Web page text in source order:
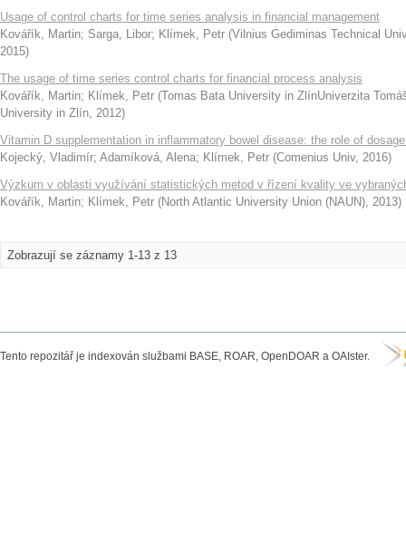
Usage of control charts for time series analysis in financial management
Kovářík, Martin; Sarga, Libor; Klímek, Petr (Vilnius Gediminas Technical
2015)
The usage of time series control charts for financial process analysis
Kovářík, Martin; Klímek, Petr (Tomas Bata University in ZlínUniverzita
University in Zlín, 2012)
Vitamin D supplementation in inflammatory bowel disease: the role of
Kojecký, Vladimír; Adamíková, Alena; Klímek, Petr (Comenius Univ, 2016)
Výzkum v oblasti využívání statistických metod v řízení kvality ve
Kovářík, Martin; Klímek, Petr (North Atlantic University Union (NAUN), 2013)
Zobrazují se záznamy 1-13 z 13
Tento repozitář je indexován službami BASE, ROAR, OpenDOAR a OAIster.